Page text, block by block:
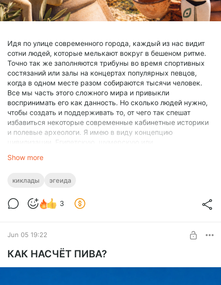
тысяч в обе стороны. А история того, как мы обрели дом,
как этот дом вырос в поселение, спрятался за стеной и
существования как вида.
Идя по улице современного города, каждый из нас видит
сотни людей, которые мелькают вокруг в бешеном ритме.
Точно так же заполняются трибуны во время спортивных
состязаний или залы на концертах популярных певцов,
когда в одном месте разом собираются тысячи человек.
Все мы часть этого сложного мира и привыкли
воспринимать его как данность. Но сколько людей нужно,
чтобы создать и поддерживать то, от чего так спешат
избавиться некоторые современные кабинетные историки
и полевые археологи. Я имею в виду концепцию
цивилизации. Египетскую, шумерскую или
этот демографический минимум, стоит взглянуть на
Анатолии за бритвенно-острым вулканическим стеклом, за
обсидианом для изготовления орудий труда и оружия.
среднего - начале позднего неолита (ок. 5000–4500 гг. до
островами Парос и Антипарос, который дошёл до наших
дней как островок Салиагос. Они построили каменную
Show more
киклады эгеида
3
Jun 05 19:22
КАК НАСЧЁТ ПИВА?